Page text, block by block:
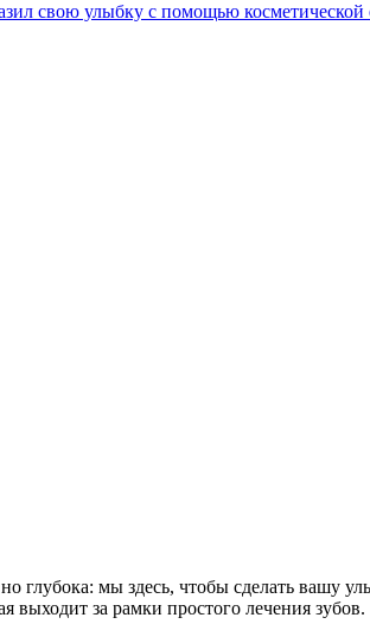
свою улыбку с помощью косметической
глубока: мы здесь, чтобы сделать вашу
выходит за рамки простого лечения зубов.